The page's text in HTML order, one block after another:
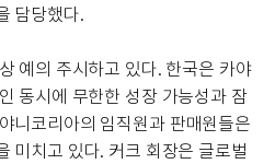
담당했다.
예의 주시하고 있다. 한국은 카야
동시에 무한한 성장 가능성과 잠
니코리아의 임직원과 판매원들은
미치고 있다. 커크 회장은 글로벌